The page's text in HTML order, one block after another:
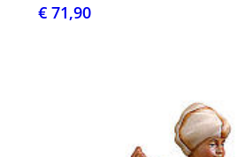
€ 71,90